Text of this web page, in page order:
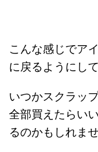
こんな感じでア
に戻るようにし
いつかスクラッ
全部買えたらい
るのかもしれませ